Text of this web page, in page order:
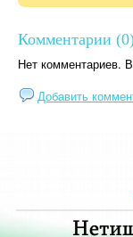
Комментарии
Нет комментариев.
Добавить